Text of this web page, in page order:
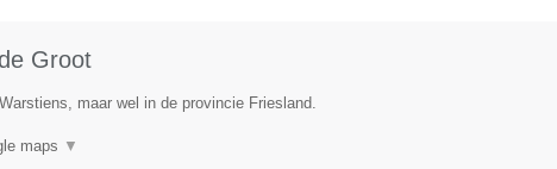
Groot
maar wel in de provincie Friesland.
maps ▼